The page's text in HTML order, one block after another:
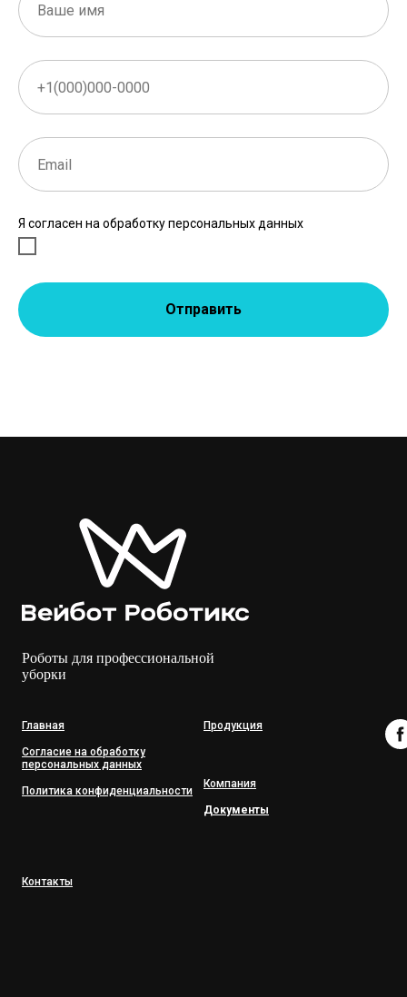
Я согласен на обработку персональных данных
Отправить
Роботы для профессиональной
уборки
Главная
Согласие на обработку
персональных данных
Политика конфиденциальности
Продукция
Компания
Документы
Контакты